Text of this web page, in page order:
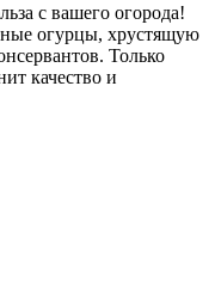
с вашего огорода!
огурцы, хрустящую
Только
качество и